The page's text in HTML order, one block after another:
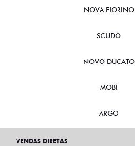
NOVA FIORINO
SCUDO
NOVO DUCATO
MOBI
ARGO
VENDAS DIRETAS